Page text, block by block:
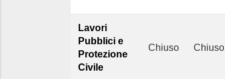
Lavori
Pubblici e
Protezione
Civile
Chiuso Chiuso